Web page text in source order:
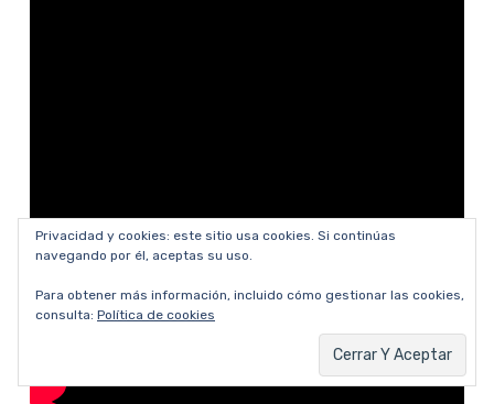
Privacidad y cookies: este sitio usa cookies. Si continúas
navegando por él, aceptas su uso.
Para obtener más información, incluido cómo gestionar las cookies,
consulta: Política de cookies